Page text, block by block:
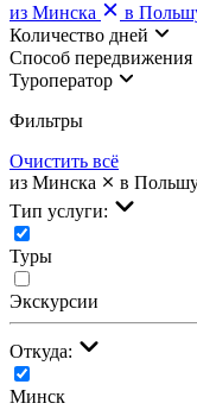
из Минска
в
Количество дней
Cпособ передвижения
Туроператор
Фильтры
Очистить всё
из Минска
в
Тип услуги:
Туры
Экскурсии
Откуда:
Минск